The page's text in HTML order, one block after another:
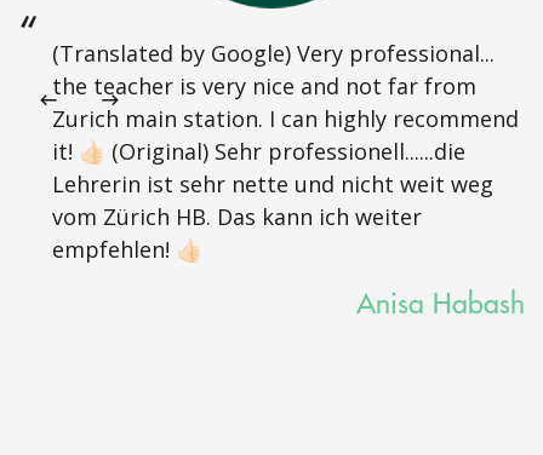
(Translated by Google) Very professional...
the teacher is very nice and not far from
Zurich main station. I can highly recommend
it! 👍🏻 (Original) Sehr professionell......die
Lehrerin ist sehr nette und nicht weit weg
vom Zürich HB. Das kann ich weiter
empfehlen! 👍🏻
Anisa Habash